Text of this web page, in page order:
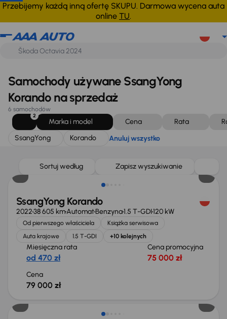
Przebijemy każdą inną ofertę SKUPU. Darmowa wycena auta
online TU.
SsangYong Korando Anuluj wszystko
Samochody używane SsangYong
Korando na sprzedaż
6 samochodów
2
Marka i model Cena Rata
SsangYong
Korando Anuluj wszystko
Sortuj według Zapisz wyszukiwanie
Świeżo skupione
SsangYong Korando
202238 605 kmAutomatBenzyna1.5 T-GDI120 kW
Od pierwszego właściciela
Książka serwisowa
Auta krajowe
1.5 T-GDI +10 kolejnych
Miesięczna rata
od 470 zł
Cena promocyjna
75 000 zł
Cena
79 000 zł